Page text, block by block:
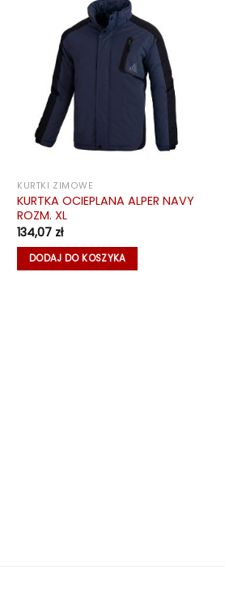
KURTKI ZIMOWE
KURTKA OCIEPLANA ALPER NAVY
ROZM. XL
134,07 zł
DODAJ DO KOSZYKA